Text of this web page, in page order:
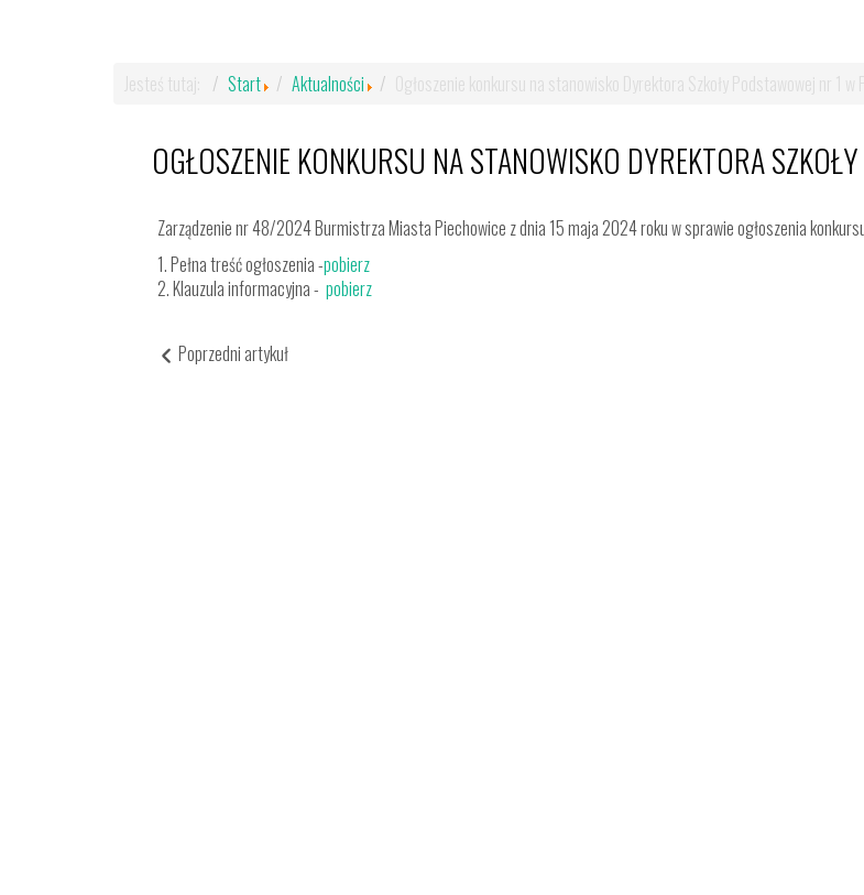
Jesteś tutaj: Start Aktualności Ogłoszenie konkursu na stanowisko Dyrektora Szkoły Podstawowej nr 1 w
OGŁOSZENIE KONKURSU NA STANOWISKO DYREKTORA
Zarządzenie nr 48/2024 Burmistrza Miasta Piechowice z dnia 15 maja 2024 roku w sprawie ogłoszenia
1. Pełna treść ogłoszenia -pobierz
2. Klauzula informacyjna - pobierz
Poprzedni artykuł